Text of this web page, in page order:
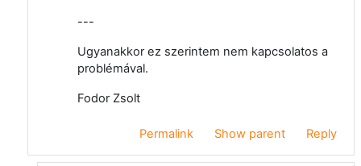
---
Ugyanakkor ez szerintem nem kapcsolatos a
problémával.
Fodor Zsolt
Permalink Show parent Reply